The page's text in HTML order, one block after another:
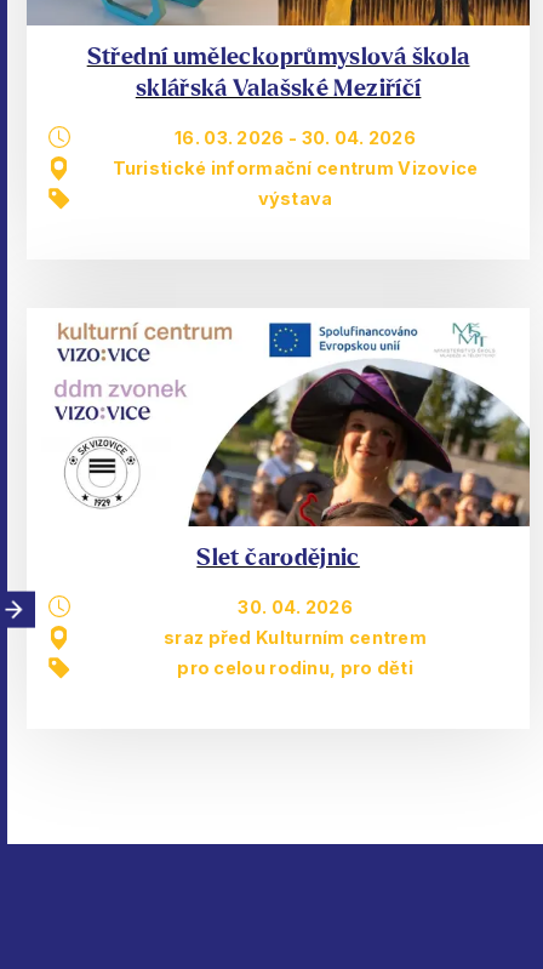
Střední uměleckoprůmyslová škola
sklářská Valašské Meziříčí
16. 03. 2026 - 30. 04. 2026
Turistické informační centrum Vizovice
výstava
Slet čarodějnic
30. 04. 2026
sraz před Kulturním centrem
pro celou rodinu, pro děti